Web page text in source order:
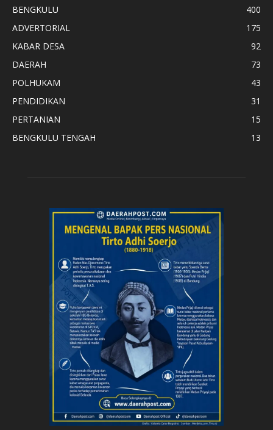
BENGKULU
400
ADVERTORIAL
175
KABAR DESA
92
DAERAH
73
POLHUKAM
43
PENDIDIKAN
31
PERTANIAN
15
BENGKULU TENGAH
13